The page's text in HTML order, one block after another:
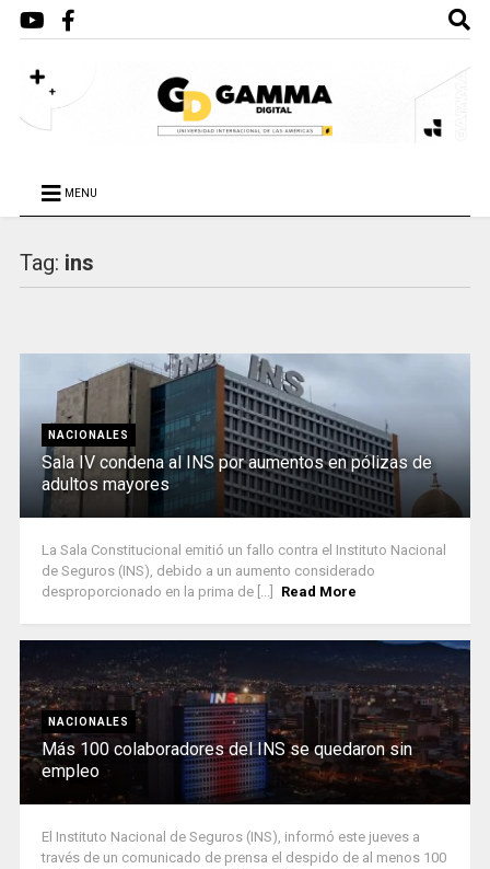
MENU
Tag: ins
NACIONALES
Sala IV condena al INS por aumentos en pólizas de
adultos mayores
La Sala Constitucional emitió un fallo contra el Instituto Nacional
de Seguros (INS), debido a un aumento considerado
desproporcionado en la prima de [...]
Read More
NACIONALES
Más 100 colaboradores del INS se quedaron sin
empleo
El Instituto Nacional de Seguros (INS), informó este jueves a
través de un comunicado de prensa el despido de al menos 100